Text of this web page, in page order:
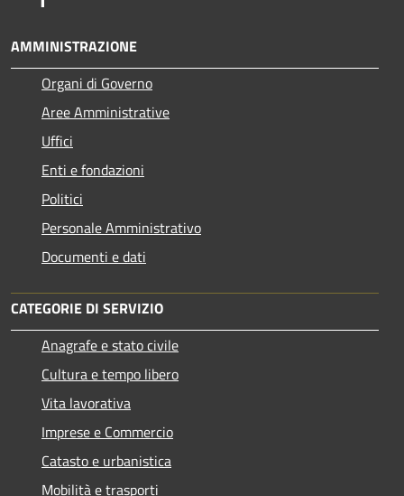
AMMINISTRAZIONE
Organi di Governo
Aree Amministrative
Uffici
Enti e fondazioni
Politici
Personale Amministrativo
Documenti e dati
CATEGORIE DI SERVIZIO
Anagrafe e stato civile
Cultura e tempo libero
Vita lavorativa
Imprese e Commercio
Catasto e urbanistica
Mobilità e trasporti